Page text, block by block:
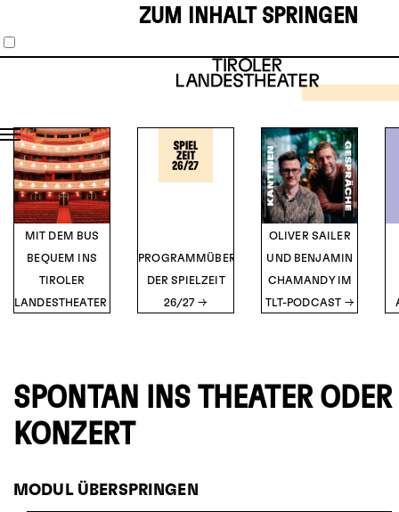
ZUM INHALT SPRINGEN
Musical
12345
MIT DEM BUS
BEQUEM INS
TIROLER
LANDESTHEATER
PROGRAMMÜBERSICHT
DER SPIELZEIT
26/27
OLIVER SAILER
UND BENJAMIN
CHAMANDY IM
TLT-PODCAST
SPONTAN INS THEATER
KONZERT
MODUL ÜBERSPRINGEN